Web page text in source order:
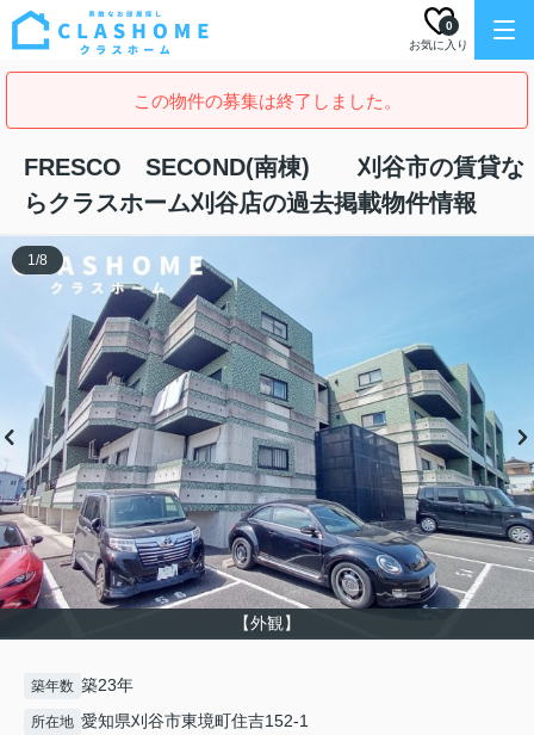
お気に入り
0
この物件の募集は終了しました。
FRESCO SECOND(南棟) 刈谷市の賃貸な
らクラスホーム刈谷店の過去掲載物件情報
【外観】
1/8
築年数 築23年
所在地 愛知県刈谷市東境町住吉152-1